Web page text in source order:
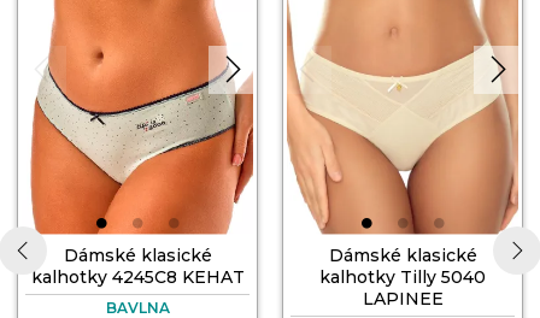
Dámské klasické
kalhotky 4245C8 KEHAT
BAVLNA
Dámské klasické
kalhotky Tilly 5040
LAPINEE